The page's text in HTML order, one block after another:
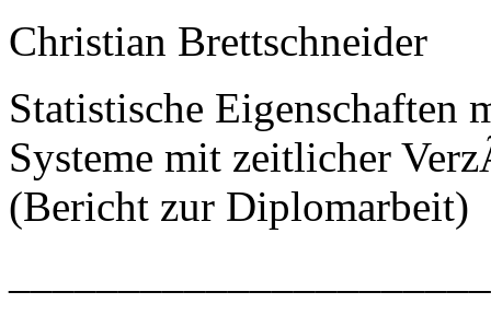
Christian Brettschneider
Statistische Eigenschaften
Systeme mit zeitlicher
(Bericht zur Diplomarbeit)